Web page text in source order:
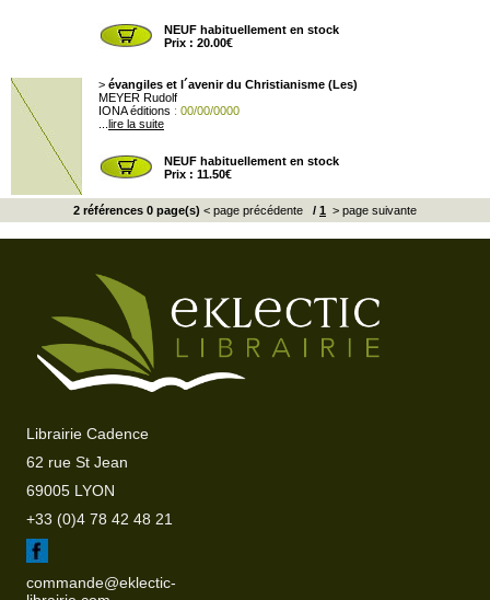
NEUF habituellement en stock
Prix : 20.00€
> évangiles et l´avenir du Christianisme (Les)
MEYER Rudolf
IONA éditions : 00/00/0000
lire la suite
NEUF habituellement en stock
Prix : 11.50€
2 références 0 page(s) < page précédente / 1 > page suivante
Librairie Cadence
62 rue St Jean
69005 LYON
+33 (0)4 78 42 48 21
commande@eklectic-